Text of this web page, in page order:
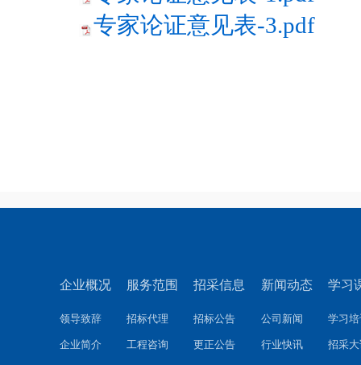
专家论证意见表-3.pdf
企业概况
领导致辞
企业简介
服务范围
招标代理
工程咨询
招采信息
招标公告
更正公告
新闻动态
公司新闻
行业快讯
学习
学习
招采